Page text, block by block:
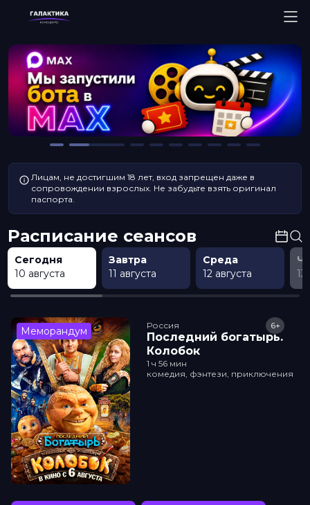
Лицам, не достигшим 18 лет, вход запрещен даже в
сопровождении взрослых. Не забудьте взять оригинал
паспорта.
Расписание сеансов
Сегодня
10 августа
Завтра
11 августа
Среда
12 августа
13
Меморандум Россия
Последний богатырь.
Колобок
6+
1 ч 56 мин
комедия, фэнтези, приключения